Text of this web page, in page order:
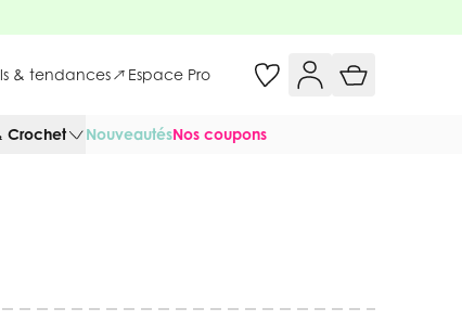
& tendances Espace Pro
Crochet NouveautésNos coupons